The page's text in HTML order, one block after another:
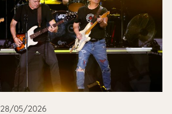
28/05/2026